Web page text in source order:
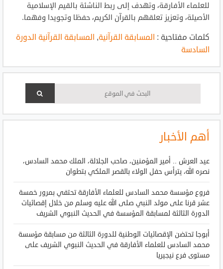
للعلماء الأفارقة، وتهدف إلى ربط الناشئة بالقيم الإسلامية
الأصيلة، وتعزيز تعلقهم بالقرآن الكريم، حفظا وتجويدا وفهما.
كلمات مفتاحية : المسابقة القرآنية, المسابقة القرآنية الدورة
السادسة
أهم الأخبار
عيد العرش .. أمير المؤمنين، صاحب الجلالة، الملك محمد السادس،
نصره الله، يترأس حفل الولاء بالقصر الملكي بتطوان
فروع مؤسسة محمد السادس للعلماء الأفارقة تحتفي بمرور خمسة
عشر قرنا على مولد النبي صلى الله عليه وسلم من خلال إقصائيات
الدورة الثالثة لمسابقة المؤسسة في الحديث النبوي الشريف
أبوجا تحتضن الإقصائيات الوطنية للدورة الثالثة من مسابقة مؤسسة
محمد السادس للعلماء الأفارقة في الحديث النبوي الشريف على
مستوى فرع نيجيريا